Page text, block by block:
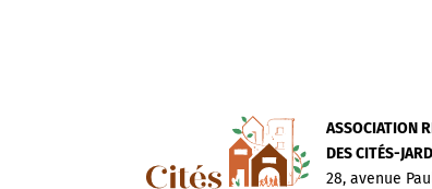
ASSOCIATION
DES CITÉS-
28, avenue